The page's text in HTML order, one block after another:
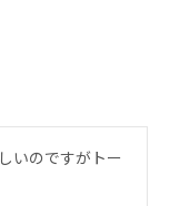
いのですがトー